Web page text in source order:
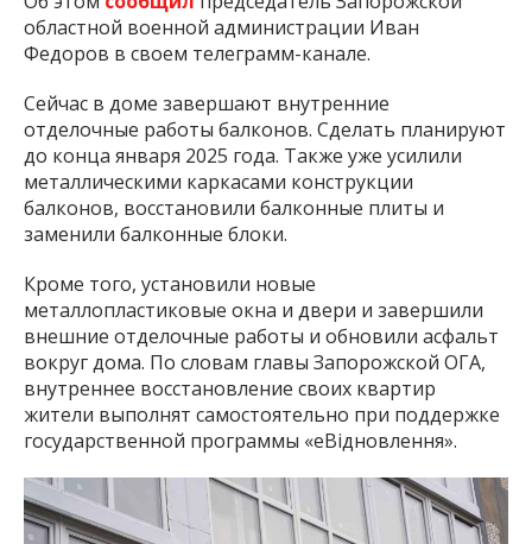
областной военной администрации Иван
Федоров в своем телеграмм-канале.
Сейчас в доме завершают внутренние
отделочные работы балконов. Сделать планируют
до конца января 2025 года. Также уже усилили
металлическими каркасами конструкции
балконов, восстановили балконные плиты и
заменили балконные блоки.
Кроме того, установили новые
металлопластиковые окна и двери и завершили
внешние отделочные работы и обновили асфальт
вокруг дома. По словам главы Запорожской ОГА,
внутреннее восстановление своих квартир
жители выполнят самостоятельно при поддержке
государственной программы «еВідновлення».